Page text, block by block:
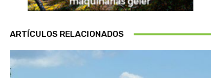
ARTÍCULOS RELACIONADOS